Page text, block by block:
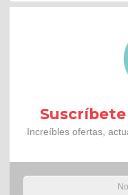
Increíbles ofertas,